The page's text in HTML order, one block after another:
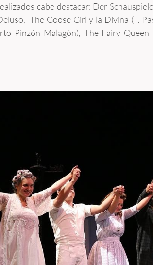
cabe destacar: Der
The Goose Girl y la Divina (T.
Pinzón Malagón), The Fairy